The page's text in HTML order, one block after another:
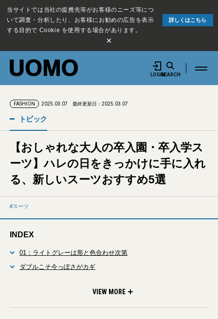
当サイトでは当社の提携先等がお客様のニーズ等につ
いて調査・分析したり、お客様にお勧めの広告を表示
する目的で Cookie を使用する場合があります。
詳しくはこちら
×
LOGINSEARCH
FASHION 2025.03.07 最終更新日：2025.03.07
トピック
【おしゃれな大人の卒入園・卒入学ス
ーツ】ハレの日をきっかけに手に入れ
る、新しいスーツおすすめ5選
スーツ
INDEX
01：ライトグレーは形と色合わせ次第
ダブルこそ今っぽさがカギ
VIEW MORE